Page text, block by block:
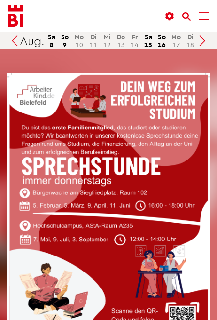
In­
halt
an­
sprin­
Menü
an­
sprin­
gen
Suche
an­
sprin­
gen
Suchen
Aug. Sa
8
So
9
Mo
10
Di
11
Mi
12
Do
13
Fr
14
Sa
15
So
16
Mo
17
Di
18
Mi
19